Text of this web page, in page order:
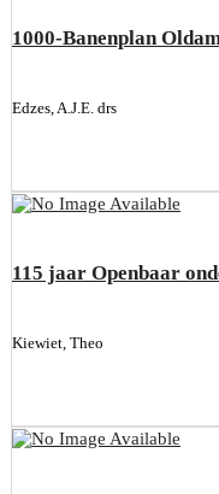
1000-Banenplan
Edzes, A.J.E. drs
115 jaar Openbaar
Kiewiet, Theo